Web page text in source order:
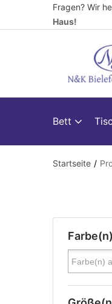
Fragen? Wir
Haus!
Bett
Startseite